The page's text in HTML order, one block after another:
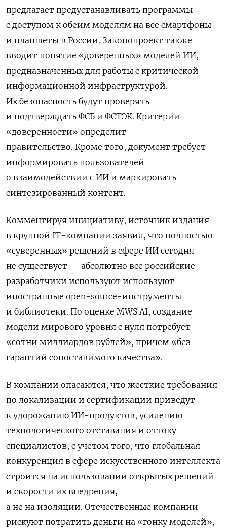
предлагает предустанавливать программы
с доступом к обеим моделям на все смартфоны
и планшеты в России. Законопроект также
вводит понятие «доверенных» моделей ИИ,
предназначенных для работы с критической
информационной инфраструктурой.
Их безопасность будут проверять
и подтверждать ФСБ и ФСТЭК. Критерии
«доверенности» определит
правительство. Кроме того, документ требует
информировать пользователей
о взаимодействии с ИИ и маркировать
синтезированный контент.
Комментируя инициативу, источник издания
в крупной IT-компании заявил, что полностью
«суверенных» решений в сфере ИИ сегодня
не существует — абсолютно все российские
разработчики используют используют
иностранные open-source-инструменты
и библиотеки. По оценке MWS AI, создание
модели мирового уровня с нуля потребует
«сотни миллиардов рублей», причем «без
гарантий сопоставимого качества».
В компании опасаются, что жесткие требования
по локализации и сертификации приведут
к удорожанию ИИ-продуктов, усилению
технологического отставания и оттоку
специалистов, с учетом того, что глобальная
конкуренция в сфере искусственного интеллекта
строится на использовании открытых решений
и скорости их внедрения,
а не на изоляции. Отечественные компании
рискуют потратить деньги на «гонку моделей»,